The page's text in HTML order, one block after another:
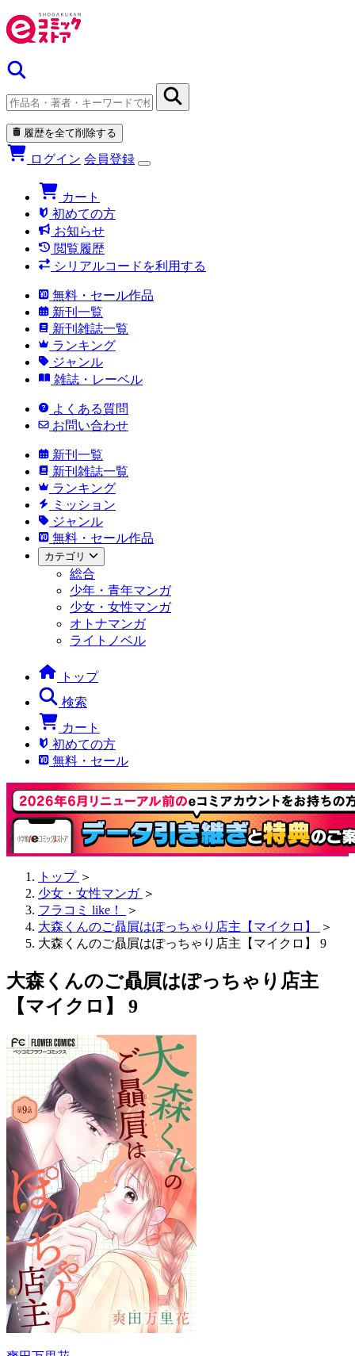
履歴を全て削除する
ログイン 会員登録
カート
初めての方
お知らせ
閲覧履歴
シリアルコードを利用する
無料・セール作品
新刊一覧
新刊雑誌一覧
ランキング
ジャンル
雑誌・レーベル
よくある質問
お問い合わせ
新刊一覧
新刊雑誌一覧
ランキング
ミッション
ジャンル
無料・セール作品
カテゴリ
総合
少年・青年マンガ
少女・女性マンガ
オトナマンガ
ライトノベル
トップ
検索
カート
初めての方
無料・セール
トップ ＞
少女・女性マンガ ＞
フラコミ like！
＞
大森くんのご贔屓はぽっちゃり店主【マイクロ】
＞
大森くんのご贔屓はぽっちゃり店主【マイクロ】 9
大森くんのご贔屓はぽっちゃり店主
【マイクロ】 9